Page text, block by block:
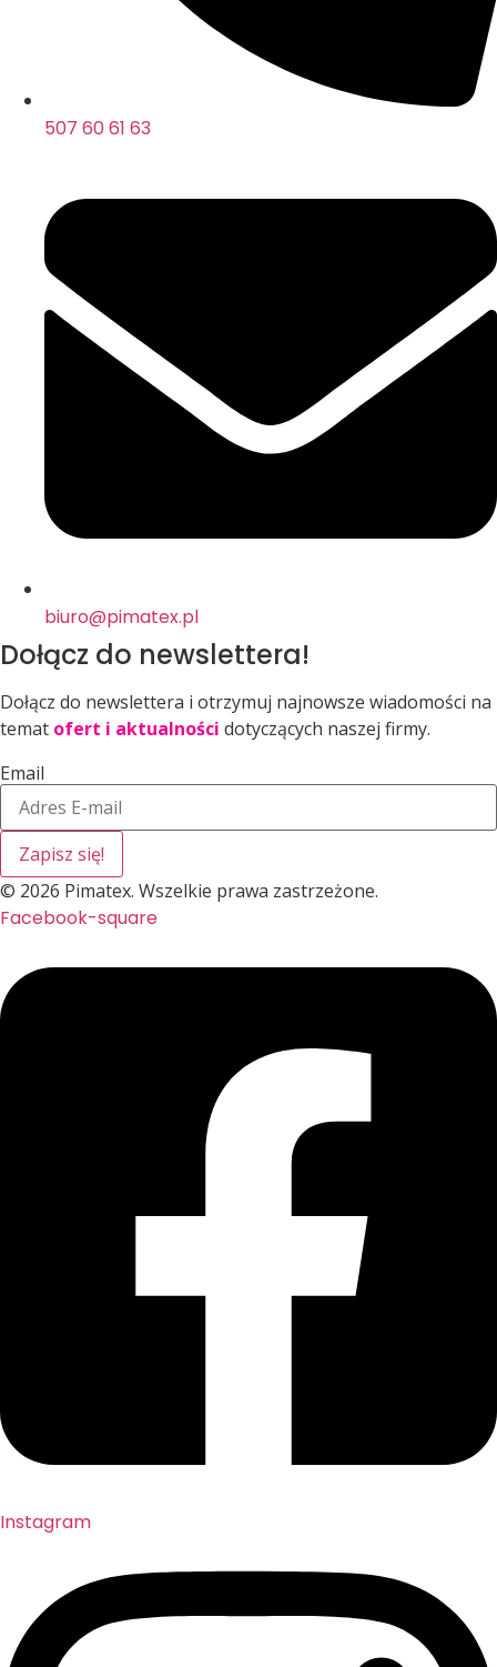
507 60 61 63
biuro@pimatex.pl
Dołącz do newslettera!
Dołącz do newslettera i otrzymuj najnowsze wiadomości na
temat ofert i aktualności dotyczących naszej firmy.
Email
Zapisz się!
© 2026 Pimatex. Wszelkie prawa zastrzeżone.
Facebook-square
Instagram